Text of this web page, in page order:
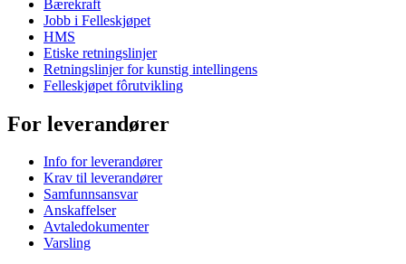
Bærekraft
Jobb i Felleskjøpet
HMS
Etiske retningslinjer
Retningslinjer for kunstig intellingens
Felleskjøpet fôrutvikling
For leverandører
Info for leverandører
Krav til leverandører
Samfunnsansvar
Anskaffelser
Avtaledokumenter
Varsling